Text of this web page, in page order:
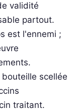
validité
partout.
est l'ennemi ;
bouteille scellée
traitant.